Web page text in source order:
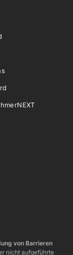
von Barrieren
nicht aufgeführte